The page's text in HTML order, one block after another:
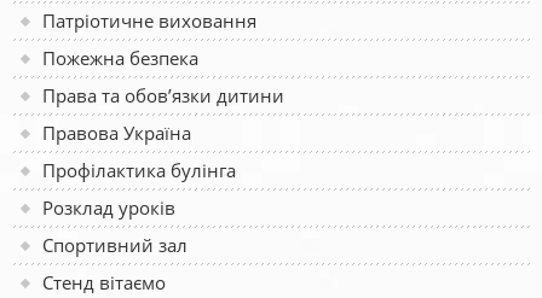
Патріотичне виховання
Пожежна безпека
Права та обов’язки дитини
Правова Україна
Профілактика булінга
Розклад уроків
Спортивний зал
Стенд вітаємо